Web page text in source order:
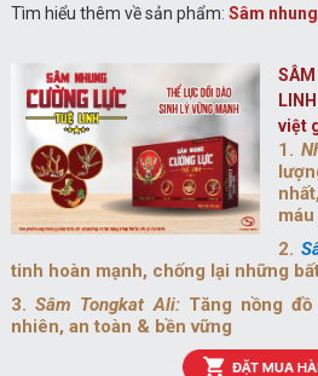
Tìm hiểu thêm về sản phẩm: Sâm
việt
1.
2.
tinh hoàn mạnh, chống lại những
3.Sâm Tongkat Ali:Tăng nồng đồ
nhiên, an toàn & bền vững